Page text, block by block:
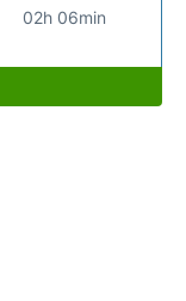
02h 06min